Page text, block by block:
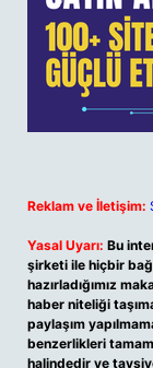
Reklam ve İletişim:
Yasal Uyarı: Bu
şirketi ile hiçbir
hazırladığımız
haber niteliği
paylaşım
benzerlikleri
halindedir ve